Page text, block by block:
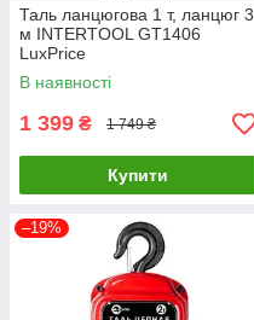
Таль ланцюгова 1 т, ланцюг 3
м INTERTOOL GT1406
LuxPrice
В наявності
1 399 ₴ 1 749 ₴
Купити
–19%